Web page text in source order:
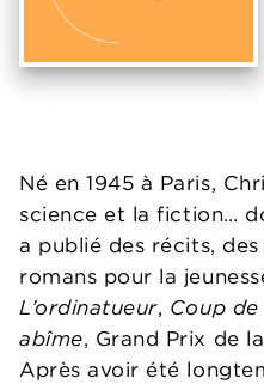
Né en 1945 à Paris,
science et la fiction…
a publié des récits,
romans pour la
L’ordinatueur, Coup
abîme, Grand Prix de
Après avoir été